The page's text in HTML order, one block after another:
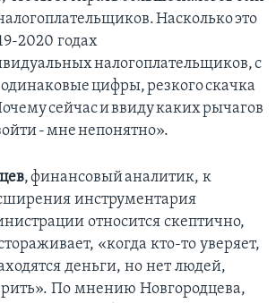
Насколько это
2020 годах
налогоплательщиков, с
цифры, резкого скачка
сейчас и ввиду каких рычагов
- мне непонятно».
, финансовый аналитик, к
инструментария
относится скептично,
«когда кто-то уверяет,
деньги, но нет людей,
По мнению Новгородцева,